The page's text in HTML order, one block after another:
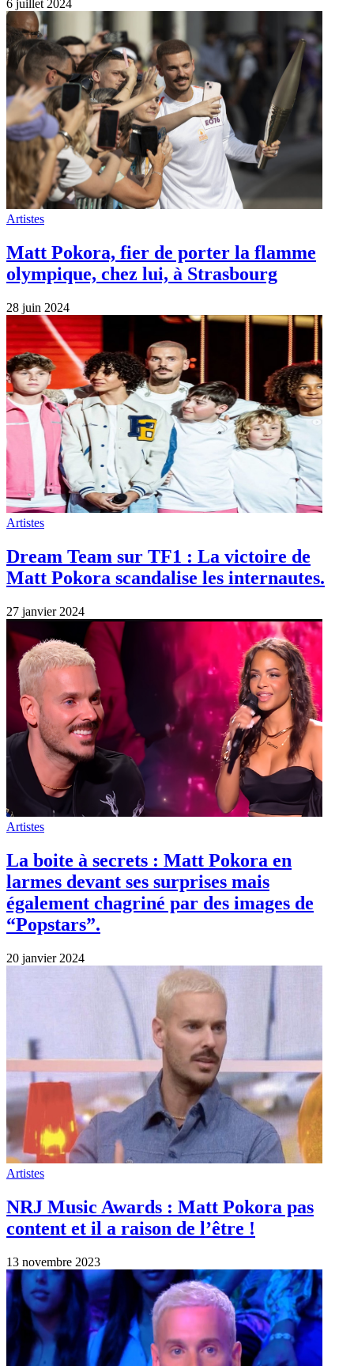
6 juillet 2024
Artistes
Matt Pokora, fier de porter la flamme
olympique, chez lui, à Strasbourg
28 juin 2024
Artistes
Dream Team sur TF1 : La victoire de
Matt Pokora scandalise les internautes.
27 janvier 2024
Artistes
La boite à secrets : Matt Pokora en
larmes devant ses surprises mais
également chagriné par des images de
“Popstars”.
20 janvier 2024
Artistes
NRJ Music Awards : Matt Pokora pas
content et il a raison de l’être !
13 novembre 2023